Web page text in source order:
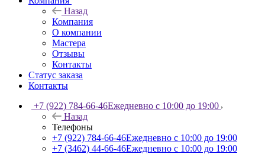
Назад
Компания
О компании
Мастера
Отзывы
Контакты
Статус заказа
Контакты
+7 (922) 784-66-46Ежедневно с 10:00 до 19:00
Назад
Телефоны
+7 (922) 784-66-46Ежедневно с 10:00 до 19:00
+7 (3462) 44-66-46Ежедневно с 10:00 до 19:00